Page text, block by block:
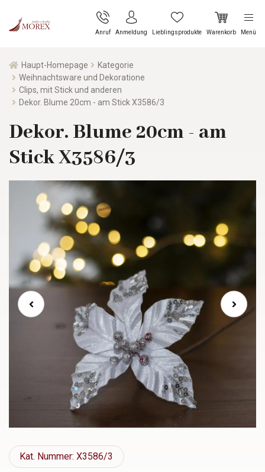
Anruf Anmeldung Lieblingsprodukte Warenkorb Menü
Haupt-Homepage
Kategorie
Weihnachtsware und Dekoratione
Clips, mit Stick und anderen
Dekor. Blume 20cm - am Stick X3586/3
Dekor. Blume 20cm - am
Stick X3586/3
Kat. Nummer: X3586/3